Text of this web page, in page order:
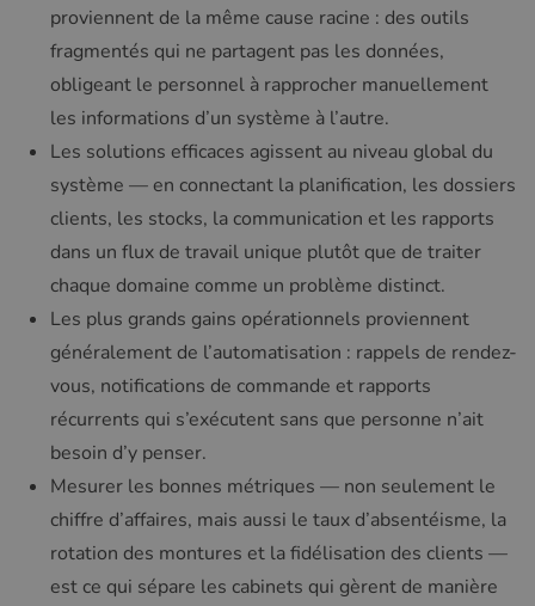
proviennent de la même cause racine : des outils
fragmentés qui ne partagent pas les données,
obligeant le personnel à rapprocher manuellement
les informations d’un système à l’autre.
Les solutions efficaces agissent au niveau global du
système — en connectant la planification, les dossiers
clients, les stocks, la communication et les rapports
dans un flux de travail unique plutôt que de traiter
chaque domaine comme un problème distinct.
Les plus grands gains opérationnels proviennent
généralement de l’automatisation : rappels de rendez-
vous, notifications de commande et rapports
récurrents qui s’exécutent sans que personne n’ait
besoin d’y penser.
Mesurer les bonnes métriques — non seulement le
chiffre d’affaires, mais aussi le taux d’absentéisme, la
rotation des montures et la fidélisation des clients —
est ce qui sépare les cabinets qui gèrent de manière